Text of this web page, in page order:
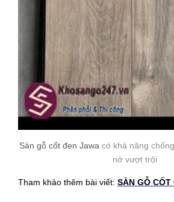
Sàn gỗ cốt đen Jawa có khả năng
nở vượt trội
Tham khảo thêm bài viết: SÀN GỖ CỐT